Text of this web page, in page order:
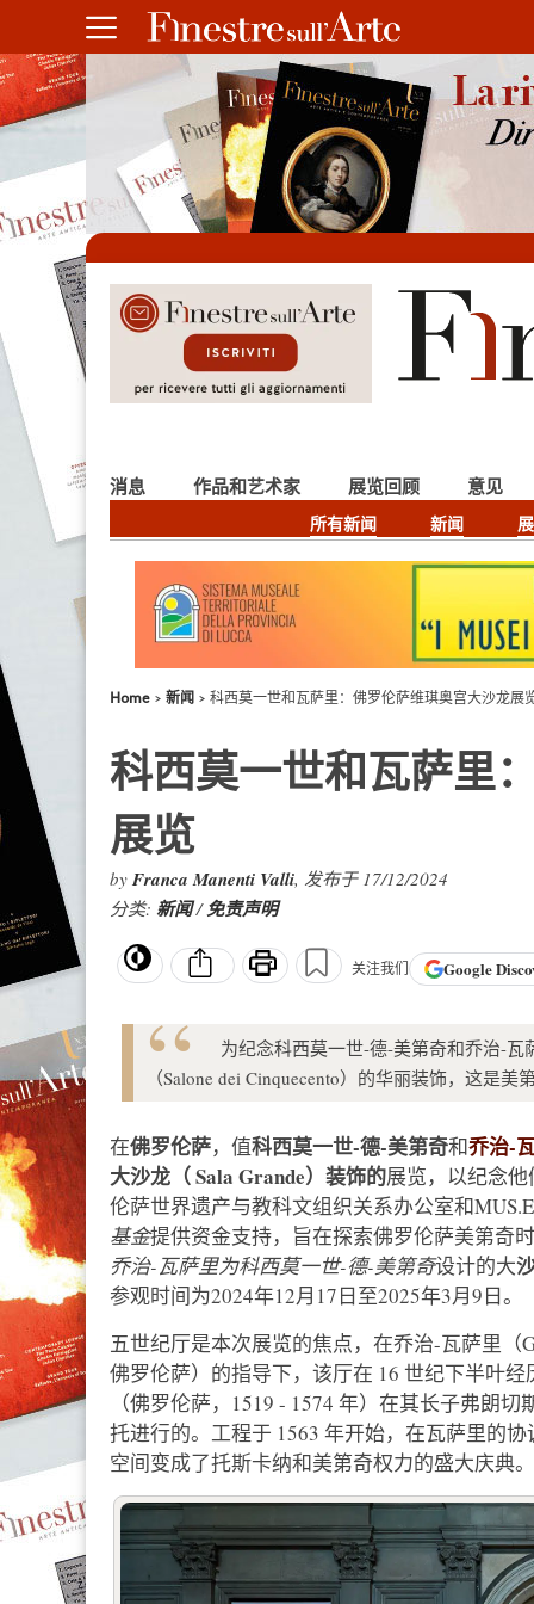
消息
所有新闻 新闻
作品和艺术家 展览回顾 意见
Home 新闻 科西莫一世和瓦萨里：佛罗伦萨维琪奥宫大沙龙展
科西莫一世和瓦萨里
展览
by Franca Manenti Valli, 发布于 17/12/2024
分类: 新闻/免责声明
关注我们 Google
为纪念科西莫一世-德-美第奇和乔治-
（Salone dei Cinquecento）的华丽装饰，这是
在佛罗伦萨，值科西莫一世-德-美第奇和乔治-
大沙龙（Sala Grande）装饰的展览，以纪念
伦萨世界遗产与教科文组织关系办公室和
基金提供资金支持，旨在探索佛罗伦萨美第奇
乔治-瓦萨里为科西莫一世-德-美第奇设计的大
参观时间为2024年12月17日至2025年3月9日。
五世纪厅是本次展览的焦点，在乔治-瓦萨里（
佛罗伦萨）的指导下，该厅在 16 世纪下半叶
（佛罗伦萨，1519 - 1574 年）在其长子弗朗
托进行的。工程于 1563 年开始，在瓦萨里的
空间变成了托斯卡纳和美第奇权力的盛大庆典。